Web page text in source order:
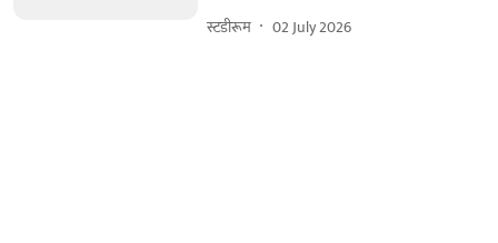
स्टडीरूम 02 July 2026